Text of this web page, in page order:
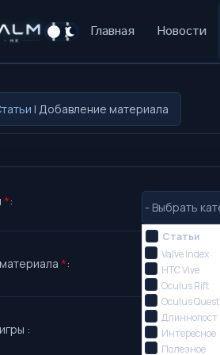
Главная Новости
| Добавление материала
*:
Статьи
Valve Index
HTC Vive
Oculus Rift
Oculus Quest
Длиннопост
Интересное
Полезное
*:
: